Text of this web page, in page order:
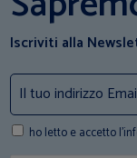
Iscriviti alla
ho letto e accetto